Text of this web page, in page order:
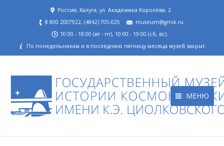
Россия, Калуга, ул. Академика Королёва, 2
8 800 2007922, (4842) 705-025
museum@gmik.ru
10:00 - 18:00 (вт - пт), 10:00 - 19:00 (сб, вс).
По понедельникам и в последнюю пятницу месяца музей закрыт.
МЕНЮ